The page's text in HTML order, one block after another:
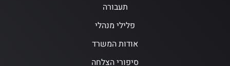
תעבורה
פלילי מנהלי
אודות המשרד
סיפורי הצלחה